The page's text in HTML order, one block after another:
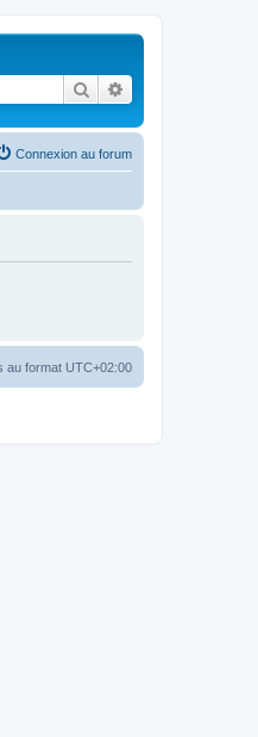
Rechercher
Connexion au forum
au format UTC+02:00